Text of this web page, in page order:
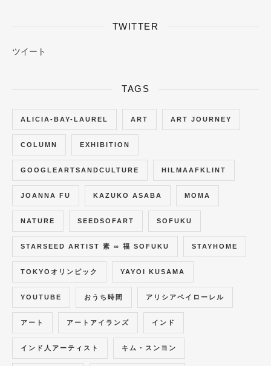
TWITTER
ツイート
TAGS
ALICIA-BAY-LAUREL ART ART JOURNEY
COLUMN EXHIBITION
GOOGLEARTSANDCULTURE HILMAAFKLINT
JOANNA FU KAZUKO ASABA MOMA
NATURE SEEDSOFART SOFUKU
STARSEED ARTIST 素 ∞ 福 SOFUKU STAYHOME
TOKYOオリンピック YAYOI KUSAMA
YOUTUBE おうち時間 アリシアベイローレル
アート アートアイランズ インド
インド人アーティスト キム・スンヨン